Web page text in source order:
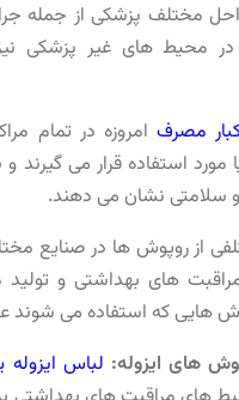
مختلف پزشکی از جمله
محیط های غیر پزشکی نیز
مصرف امروزه در تمام
مورد استفاده قرار می گیرند
سلامتی نشان می دهند.
از روپوش ها در صنایع
های بهداشتی و تولید
هایی که استفاده می شوند
های ایزوله: لباس